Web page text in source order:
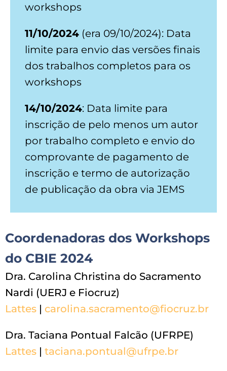
workshops
11/10/2024 (era 09/10/2024): Data
limite para envio das versões finais
dos trabalhos completos para os
workshops
14/10/2024: Data limite para
inscrição de pelo menos um autor
por trabalho completo e envio do
comprovante de pagamento de
inscrição e termo de autorização
de publicação da obra via JEMS
Coordenadoras dos Workshops
do CBIE 2024
Dra. Carolina Christina do Sacramento
Nardi (UERJ e Fiocruz)
Lattes | carolina.sacramento@fiocruz.br
Dra. Taciana Pontual Falcão (UFRPE)
Lattes | taciana.pontual@ufrpe.br